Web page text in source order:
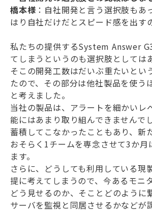
橋本様 ：自社開発と言う選択肢もあ
はり自社だけだとスピード感を出す
私たちの提供するSystem Answer
てしまうというのも選択肢としては
そこの開発工数はだいぶ重たいとい
たので、その部分は他社製品を使う
と考えました。
当社の製品は、アラートを細かいレ
能にはあまり取り組んできませんで
蓄積してこなかったこともあり、新
おそらく1チームを専念させて3か月
ます。
さらに、どうしても利用している現
提に考えてしまうので、今あるモニ
どう見せるのか、そことどのように
サーバを監視と同居させるかなどが